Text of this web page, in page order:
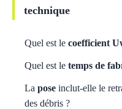
technique
Quel est le coefficient
Quel est le temps de
La pose inclut-elle le
des débris ?